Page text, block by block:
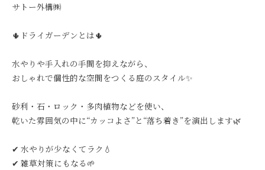
サトー外構㈱
🌵ドライガーデンとは🌵
水やりや手入れの手間を抑えながら、
おしゃれで個性的な空間をつくる庭のスタイル✨
砂利・石・ロック・多肉植物などを使い、
乾いた雰囲気の中に“カッコよさ”と“落ち着き”を演出します🌿
✔ 水やりが少なくてラク💧
✔ 雑草対策にもなる🌱